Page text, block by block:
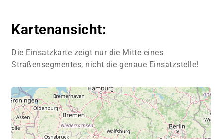
Kartenansicht:
Die Einsatzkarte zeigt nur die Mitte eines
Straßensegmentes, nicht die genaue Einsatzstelle!